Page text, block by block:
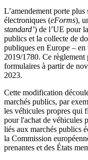
L’amendement porte
électroniques (eForms),
standard’) de l’UE pour
publics et la collecte de
publiques en Europe –
2019/1780. Ce
formulaires à partir de
2023.
Cette modification
marchés publics, par
les véhicules propres qui
pour l'achat de véhicules
liés aux marchés publics
la Commission
prenantes et des États